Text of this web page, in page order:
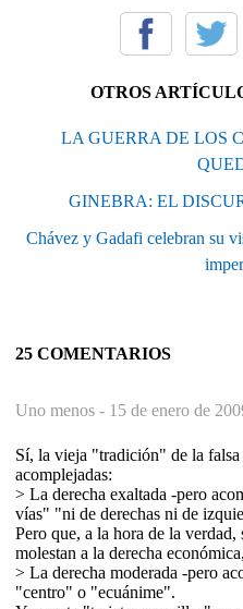
OTROS
LA GUERRA DE LOS
GINEBRA: EL
Chávez y Gadafi celebran su
25 COMENTARIOS
Uno menos - 15 de enero de
Sí, la vieja "tradición" de la falsa
acomplejadas:
> La derecha exaltada -pero
vías" "ni de derechas ni de
Pero que, a la hora de la
molestan a la derecha
> La derecha moderada -pero
"centro" o "ecuánime".